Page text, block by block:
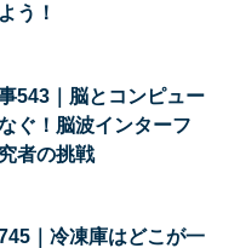
う！
543｜脳とコンピュー
ぐ！脳波インターフ
者の挑戦
｜冷凍庫はどこが一